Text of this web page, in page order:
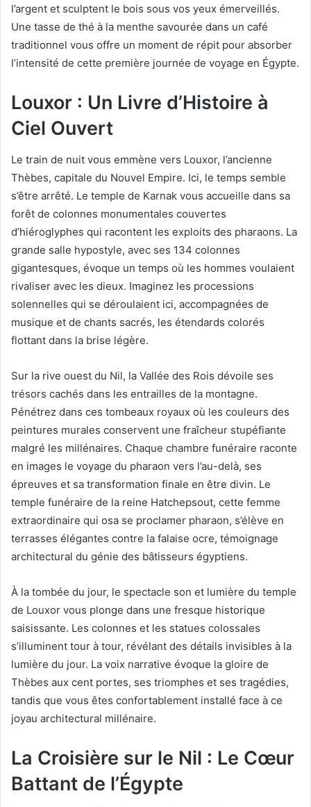
l’argent et sculptent le bois sous vos yeux émerveillés.
Une tasse de thé à la menthe savourée dans un café
traditionnel vous offre un moment de répit pour absorber
l’intensité de cette première journée de voyage en Égypte.
Louxor : Un Livre d’Histoire à
Ciel Ouvert
Le train de nuit vous emmène vers Louxor, l’ancienne
Thèbes, capitale du Nouvel Empire. Ici, le temps semble
s’être arrêté. Le temple de Karnak vous accueille dans sa
forêt de colonnes monumentales couvertes
d’hiéroglyphes qui racontent les exploits des pharaons. La
grande salle hypostyle, avec ses 134 colonnes
gigantesques, évoque un temps où les hommes voulaient
rivaliser avec les dieux. Imaginez les processions
solennelles qui se déroulaient ici, accompagnées de
musique et de chants sacrés, les étendards colorés
flottant dans la brise légère.
Sur la rive ouest du Nil, la Vallée des Rois dévoile ses
trésors cachés dans les entrailles de la montagne.
Pénétrez dans ces tombeaux royaux où les couleurs des
peintures murales conservent une fraîcheur stupéfiante
malgré les millénaires. Chaque chambre funéraire raconte
en images le voyage du pharaon vers l’au-delà, ses
épreuves et sa transformation finale en être divin. Le
temple funéraire de la reine Hatchepsout, cette femme
extraordinaire qui osa se proclamer pharaon, s’élève en
terrasses élégantes contre la falaise ocre, témoignage
architectural du génie des bâtisseurs égyptiens.
À la tombée du jour, le spectacle son et lumière du temple
de Louxor vous plonge dans une fresque historique
saisissante. Les colonnes et les statues colossales
s’illuminent tour à tour, révélant des détails invisibles à la
lumière du jour. La voix narrative évoque la gloire de
Thèbes aux cent portes, ses triomphes et ses tragédies,
tandis que vous êtes confortablement installé face à ce
joyau architectural millénaire.
La Croisière sur le Nil : Le Cœur
Battant de l’Égypte